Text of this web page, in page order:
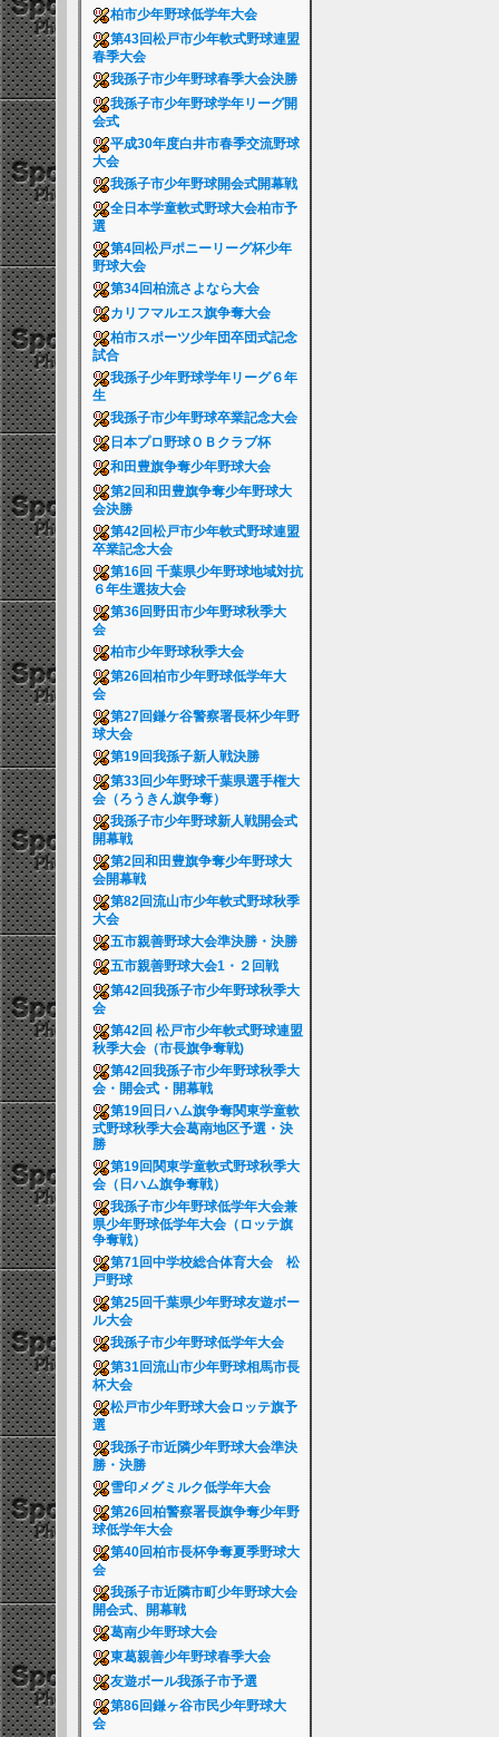
柏市少年野球低学年大会
第43回松戸市少年軟式野球連盟
春季大会
我孫子市少年野球春季大会決勝
我孫子市少年野球学年リーグ開
会式
平成30年度白井市春季交流野球
大会
我孫子市少年野球開会式開幕戦
全日本学童軟式野球大会柏市予
選
第4回松戸ポニーリーグ杯少年
野球大会
第34回柏流さよなら大会
カリフマルエス旗争奪大会
柏市スポーツ少年団卒団式記念
試合
我孫子少年野球学年リーグ６年
生
我孫子市少年野球卒業記念大会
日本プロ野球ＯＢクラブ杯
和田豊旗争奪少年野球大会
第2回和田豊旗争奪少年野球大
会決勝
第42回松戸市少年軟式野球連盟
卒業記念大会
第16回 千葉県少年野球地域対抗
６年生選抜大会
第36回野田市少年野球秋季大
会
柏市少年野球秋季大会
第26回柏市少年野球低学年大
会
第27回鎌ケ谷警察署長杯少年野
球大会
第19回我孫子新人戦決勝
第33回少年野球千葉県選手権大
会（ろうきん旗争奪）
我孫子市少年野球新人戦開会式
開幕戦
第2回和田豊旗争奪少年野球大
会開幕戦
第82回流山市少年軟式野球秋季
大会
五市親善野球大会準決勝・決勝
五市親善野球大会1・２回戦
第42回我孫子市少年野球秋季大
会
第42回 松戸市少年軟式野球連盟
秋季大会（市長旗争奪戦)
第42回我孫子市少年野球秋季大
会・開会式・開幕戦
第19回日ハム旗争奪関東学童軟
式野球秋季大会葛南地区予選・決
勝
第19回関東学童軟式野球秋季大
会（日ハム旗争奪戦）
我孫子市少年野球低学年大会兼
県少年野球低学年大会（ロッテ旗
争奪戦）
第71回中学校総合体育大会 松
戸野球
第25回千葉県少年野球友遊ボー
ル大会
我孫子市少年野球低学年大会
第31回流山市少年野球相馬市長
杯大会
松戸市少年野球大会ロッテ旗予
選
我孫子市近隣少年野球大会準決
勝・決勝
雪印メグミルク低学年大会
第26回柏警察署長旗争奪少年野
球低学年大会
第40回柏市長杯争奪夏季野球大
会
我孫子市近隣市町少年野球大会
開会式、開幕戦
葛南少年野球大会
東葛親善少年野球春季大会
友遊ボール我孫子市予選
第86回鎌ヶ谷市民少年野球大
会